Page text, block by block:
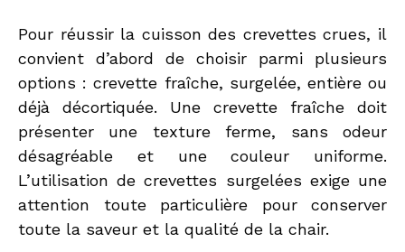
Pour réussir la cuisson des crevettes crues, il
convient d’abord de choisir parmi plusieurs
options : crevette fraîche, surgelée, entière ou
déjà décortiquée. Une crevette fraîche doit
présenter une texture ferme, sans odeur
désagréable et une couleur uniforme.
L’utilisation de crevettes surgelées exige une
attention toute particulière pour conserver
toute la saveur et la qualité de la chair.